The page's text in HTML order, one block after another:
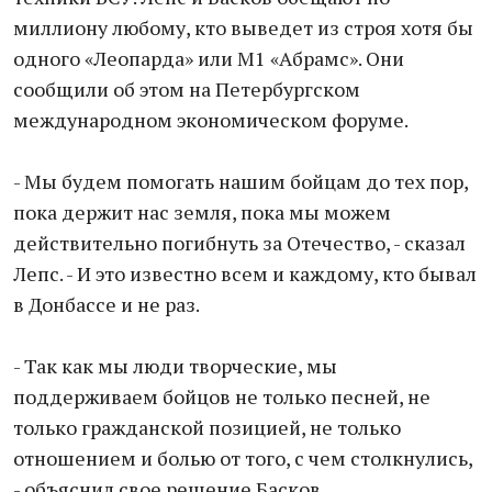
миллиону любому, кто выведет из строя хотя бы
одного «Леопарда» или M1 «Абрамс». Они
сообщили об этом на Петербургском
международном экономическом форуме.
- Мы будем помогать нашим бойцам до тех пор,
пока держит нас земля, пока мы можем
действительно погибнуть за Отечество, - сказал
Лепс. - И это известно всем и каждому, кто бывал
в Донбассе и не раз.
- Так как мы люди творческие, мы
поддерживаем бойцов не только песней, не
только гражданской позицией, не только
отношением и болью от того, с чем столкнулись,